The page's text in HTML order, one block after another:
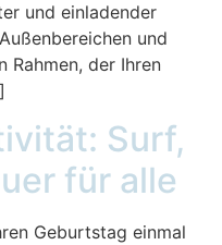
und einladender
und
Rahmen, der Ihren
Surf,
für alle
Geburtstag einmal